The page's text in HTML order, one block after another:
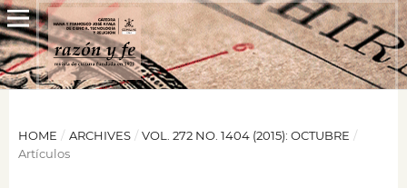
HOME / ARCHIVES / VOL. 272 NO. 1404 (2015): OCTUBRE /
Artículos